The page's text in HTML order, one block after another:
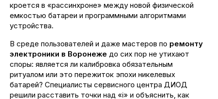
кроется в «рассинхроне» между новой физической
емкостью батареи и программными алгоритмами
устройства.
В среде пользователей и даже мастеров по ремонту
электроники в Воронеже до сих пор не утихают
споры: является ли калибровка обязательным
ритуалом или это пережиток эпохи никелевых
батарей? Специалисты сервисного центра ДИОД
решили расставить точки над «i» и объяснить, как